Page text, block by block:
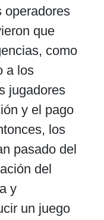
operadores
que
como
a los
jugadores
y el pago
los
pasado del
del
y
un juego